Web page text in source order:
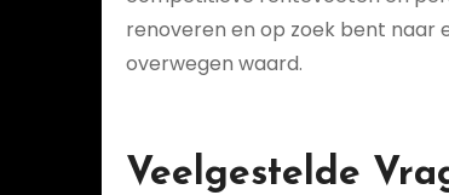
renoveren en op zoek bent naar
overwegen waard.
Veelgestelde